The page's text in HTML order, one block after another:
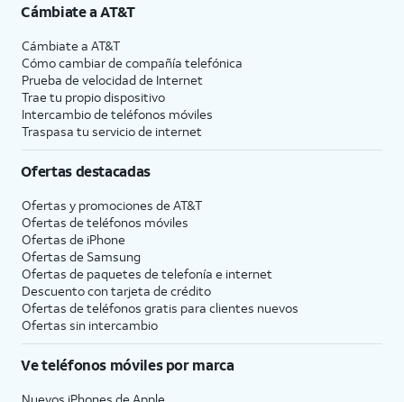
Cámbiate aAT&T
Cámbiate a AT&T
Cómo cambiar de compañía telefónica
Prueba de velocidad de Internet
Trae tu propio dispositivo
Intercambio de teléfonos móviles
Traspasa tu servicio de internet
Ofertas destacadas
Ofertas y promociones de AT&T
Ofertas de teléfonos móviles
Ofertas de iPhone
Ofertas de Samsung
Ofertas de paquetes de telefonía e internet
Descuento con tarjeta de crédito
Ofertas de teléfonos gratis para clientes nuevos
Ofertas sin intercambio
Ve teléfonos móviles por marca